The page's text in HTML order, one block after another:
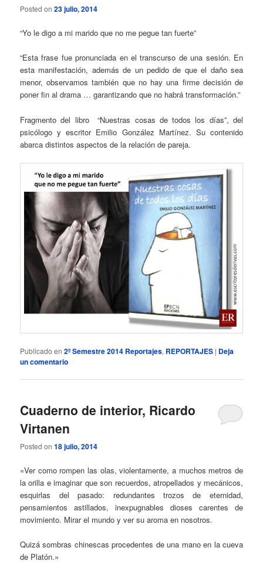
Posted on23 julio, 2014
“Yo le digo a mi marido que no me pegue tan fuerte”
“Esta frase fue pronunciada en el transcurso de una sesión. En
esta manifestación, además de un pedido de que el daño sea
menor, observamos también que no hay una firme decisión de
poner fin al drama … garantizando que no habrá transformación.”
Fragmento del libro “Nuestras cosas de todos los días”, del
psicólogo y escritor Emilio González Martínez. Su contenido
abarca distintos aspectos de la relación de pareja.
Publicado en 2º Semestre 2014 Reportajes, REPORTAJES | Deja
un comentario
Cuaderno de interior, Ricardo
Virtanen
Posted on18 julio, 2014
«Ver como rompen las olas, violentamente, a muchos metros de
la orilla e imaginar que son recuerdos, atropellados y mecánicos,
esquirlas del pasado: redundantes trozos de eternidad,
pensamientos astillados, inexpugnables dioses carentes de
movimiento. Mirar el mundo y ver su aroma en nosotros.
Quizá sombras chinescas procedentes de una mano en la cueva
de Platón.»